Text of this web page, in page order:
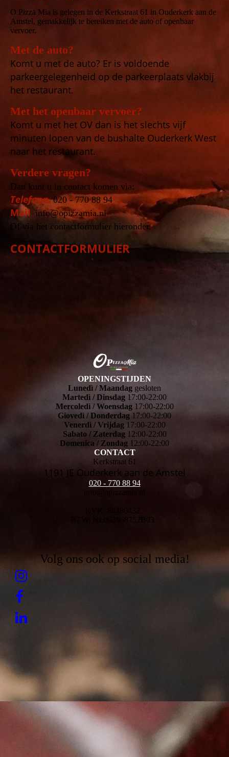
O Pizza Mia is gelegen in de Kerkstraat 61 in Ouderkerk aan de
Amstel, gemakkelijk te bereiken met de auto of openbaar
vervoer.
Met de auto?
Komt u met de auto? Er is voldoende
parkeergelegenheid op de parkeerplaats vlakbij
het restaurant.
Met het openbaar vervoer?
Komt u met het OV dan is het slechts vijf
minuten lopen van de bushalte Ouderkerk West
naar het restaurant.
Verdere vragen?
Dan kunt u in contact komen via:
Telefoon:020 - 770 88 94
Mail: info@opizzamia.nl
Of via het contactformulier hieronder.
CONTACTFORMULIER
OPENINGSTIJDEN
Lunedì / Maandag gesloten
Martedì / Dinsdag 17:00-22:00
Mercoledì / Woensdag 17:00-22:00
Giovedì / Donderdag 17:00-22:00
Venerdì / Vrijdag 17:00-22:00
Sabato / Zaterdag 12:00-22:00
Domenica / Zondag 12:00-22:00
CONTACT
Kerkstraat 61
1191 JE Ouderkerk aan de Amstel
020 - 770 88 94
info@opizzamia.nl
KVK: 84480432
BTW: NL003968752B03
Volg ons ook op social media!